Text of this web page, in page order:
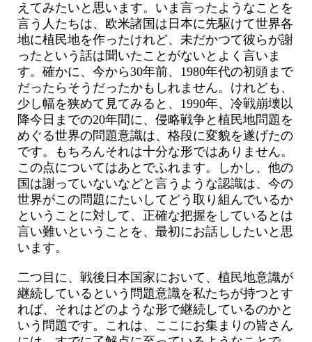
えてみたいと思います。いま言ったようなことを
言う人たちは、欧米諸国は日本に先駆けて世界各
地に植民地を作ったけれど、未だかつて彼らが謝
ったという話は聞いたことがないとよく言いま
す。確かに、今から30年前、1980年代の初頭まで
だったらそうだったかもしれません。けれども、
少し幅を狭めて見てみると、1990年、冷戦崩壊以
降今日までの20年間に、侵略戦争と植民地問題を
めぐる世界の問題意識は、格段に変貌を遂げたの
です。もちろんそれは十分な形ではありません。
この点についてはあとでふれます。しかし、他の
国は謝っていないなどと言うような認識は、今の
世界がこの問題にたいしてどう取り組んでいるか
ということに対して、正確な把握をしているとは
言い難いということを、最初にお話ししたいと思
います。
二つ目に、戦後日本国家において、植民地意識が
継続しているという問題意識を私たちが持つとす
れば、それはどのような形で継続しているのかと
いう問題です。これは、ここにお集まりの皆さん